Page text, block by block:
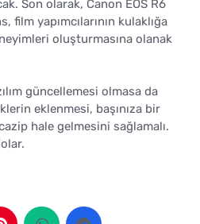
Son olarak, Canon EOS R6
film yapımcılarının kulaklığa
oluşturmasına olanak
güncellemesi olmasa da
eklenmesi, başınıza bir
hale gelmesini sağlamalı.